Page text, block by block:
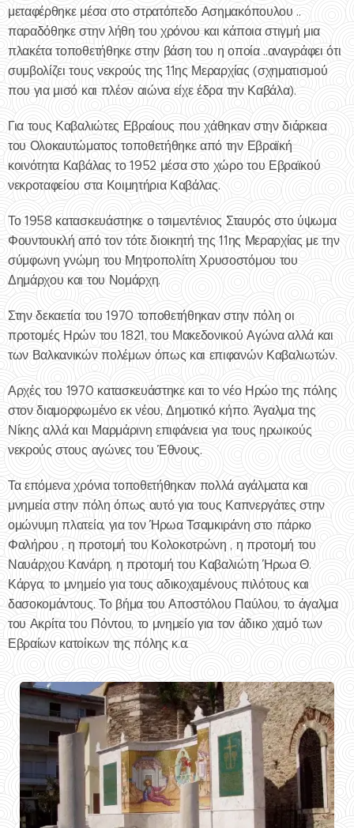
μεταφέρθηκε μέσα στο στρατόπεδο Ασημακόπουλου ..
παραδόθηκε στην λήθη του χρόνου και κάποια στιγμή μια
πλακέτα τοποθετήθηκε στην βάση του η οποία ..αναγράφει ότι
συμβολίζει τους νεκρούς της 11ης Μεραρχίας (σχηματισμού
που για μισό και πλέον αιώνα είχε έδρα την Καβάλα).
Για τους Καβαλιώτες Εβραίους που χάθηκαν στην διάρκεια
του Ολοκαυτώματος τοποθετήθηκε από την Εβραϊκή
κοινότητα Καβάλας το 1952 μέσα στο χώρο του Εβραϊκού
νεκροταφείου στα Κοιμητήρια Καβάλας.
Το 1958 κατασκευάστηκε ο τσιμεντένιος Σταυρός στο ύψωμα
Φουντουκλή από τον τότε διοικητή της 11ης Μεραρχίας με την
σύμφωνη γνώμη του Μητροπολίτη Χρυσοστόμου του
Δημάρχου και του Νομάρχη.
Στην δεκαετία του 1970 τοποθετήθηκαν στην πόλη οι
προτομές Ηρών του 1821, του Μακεδονικού Αγώνα αλλά και
των Βαλκανικών πολέμων όπως και επιφανών Καβαλιωτών.
Αρχές του 1970 κατασκευάστηκε και το νέο Ηρώο της πόλης
στον διαμορφωμένο εκ νέου, Δημοτικό κήπο. Άγαλμα της
Νίκης αλλά και Μαρμάρινη επιφάνεια για τους ηρωικούς
νεκρούς στους αγώνες του Έθνους.
Τα επόμενα χρόνια τοποθετήθηκαν πολλά αγάλματα και
μνημεία στην πόλη όπως αυτό για τους Καπνεργάτες στην
ομώνυμη πλατεία, για τον Ήρωα Τσαμκιράνη στο πάρκο
Φαλήρου , η προτομή του Κολοκοτρώνη , η προτομή του
Ναυάρχου Κανάρη, η προτομή του Καβαλιώτη Ήρωα Θ.
Κάργα, το μνημείο για τους αδικοχαμένους πιλότους και
δασοκομάντους. Το βήμα του Αποστόλου Παύλου, το άγαλμα
του Ακρίτα του Πόντου, το μνημείο για τον άδικο χαμό των
Εβραίων κατοίκων της πόλης κ.α.